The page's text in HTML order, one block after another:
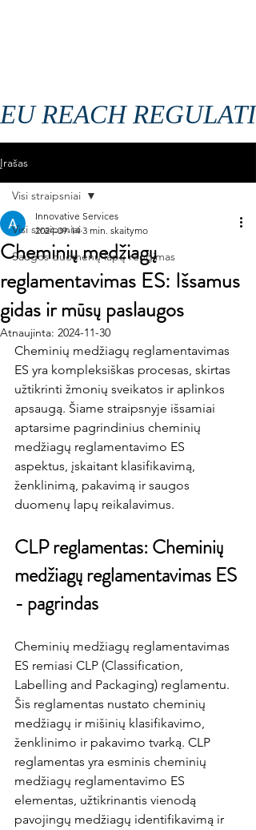
EU REACH
Įrašas
Visi straipsniai
Saugos duomenų lapų rengimas
Visi straipsniai
Cheminių medžiagų
reglamentavimas ES: Išsamus
gidas ir mūsų paslaugos
Innovative Services
2024-09-14 3 min. skaitymo
Atnaujinta: 2024-11-30
Cheminių medžiagų reglamentavimas
ES yra kompleksiškas procesas, skirtas
užtikrinti žmonių sveikatos ir aplinkos
apsaugą. Šiame straipsnyje išsamiai
aptarsime pagrindinius cheminių
medžiagų reglamentavimo ES
aspektus, įskaitant klasifikavimą,
ženklinimą, pakavimą ir saugos
duomenų lapų reikalavimus.
CLP reglamentas: Cheminių
medžiagų reglamentavimas ES
- pagrindas
Cheminių medžiagų reglamentavimas
ES remiasi CLP (Classification,
Labelling and Packaging) reglamentu.
Šis reglamentas nustato cheminių
medžiagų ir mišinių klasifikavimo,
ženklinimo ir pakavimo tvarką. CLP
reglamentas yra esminis cheminių
medžiagų reglamentavimo ES
elementas, užtikrinantis vienodą
pavojingų medžiagų identifikavimą ir